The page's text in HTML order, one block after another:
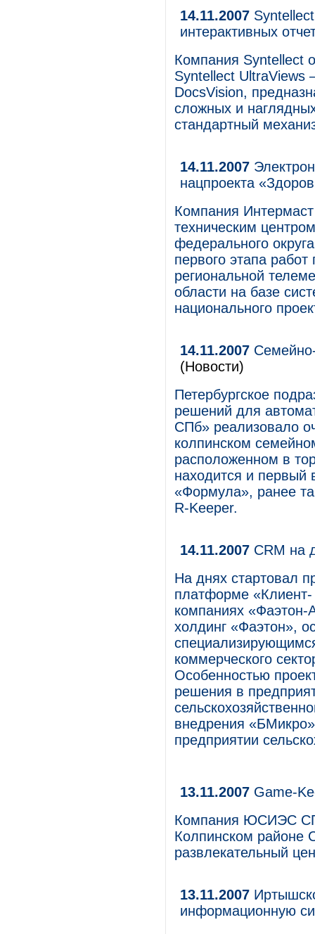
14.11.2007
интерактивных
Компания Syntellect
Syntellect UltraViews
DocsVision,
сложных и
стандартный
14.11.2007
нацпроекта
Компания
техническим
федерального
первого этапа
региональной
области на базе
национального
14.11.2007
(Новости)
Петербургское
решений для
СПб» реализовало
колпинском
расположенном в
находится и первый
«Формула», ранее
R-Keeper.
14.11.2007 CRM на
На днях стартовал
платформе «Клиент-
компаниях
холдинг «Фаэтон»,
коммерческого
Особенностью
решения в
внедрения
предприятии
13.11.2007 Game-
Компания ЮСИЭС
Колпинском районе
развлекательный
13.11.2007
информационную